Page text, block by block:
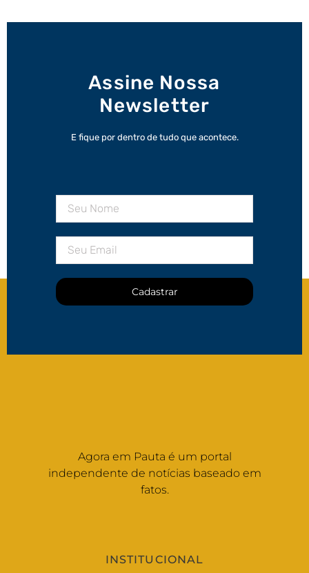
Assine Nossa
Newsletter
E fique por dentro de tudo que acontece.
Cadastrar
Agora em Pauta é um portal
independente de notícias baseado em
fatos.
INSTITUCIONAL